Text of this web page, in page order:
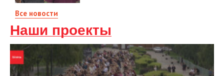
Все новости
Наши проекты